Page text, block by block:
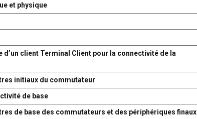
et physique
d’un client Terminal Client pour la connectivité de la
initiaux du commutateur
de base
de base des commutateurs et des périphériques finaux